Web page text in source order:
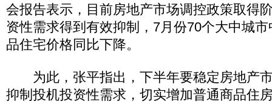
会报告表示，目前房地产市场调控政策取得
资性需求得到有效抑制，7月份70个大中城
品住宅价格同比下降。
为此，张平指出，下半年要稳定房地产
抑制投机投资性需求，切实增加普通商品住